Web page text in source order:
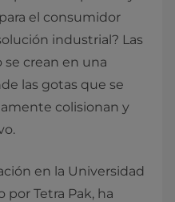
el consumidor
industrial? Las
crean en una
las gotas que se
colisionan y
en la Universidad
Tetra Pak, ha